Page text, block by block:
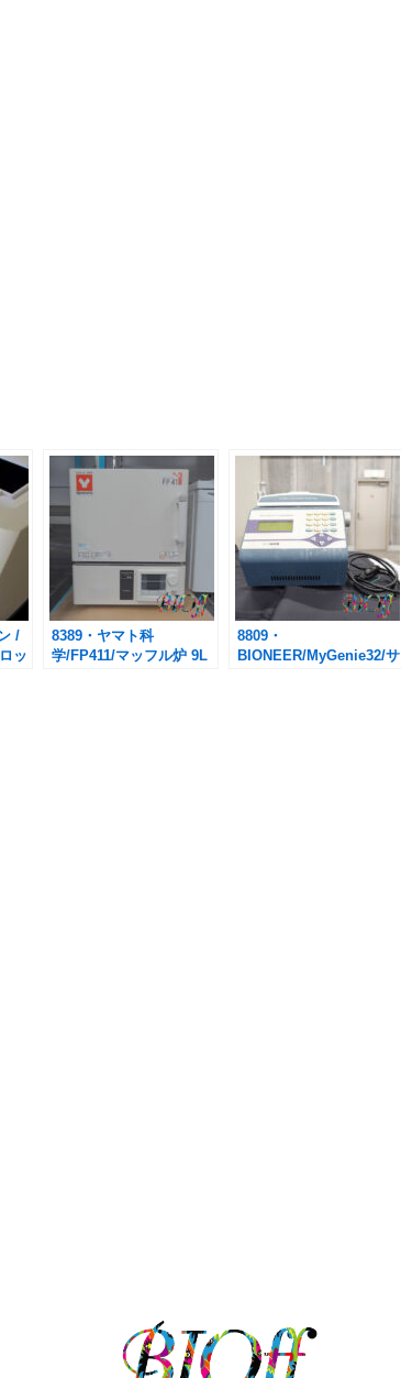
/
ッ
8389・ヤマト科
学/FP411/マッフル炉 9L
8809・
BIONEER/MyGenie32/サ